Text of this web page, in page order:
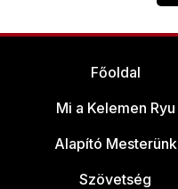
Főoldal
Mi a Kelemen Ryu
Alapító Mesterünk
Szövetség